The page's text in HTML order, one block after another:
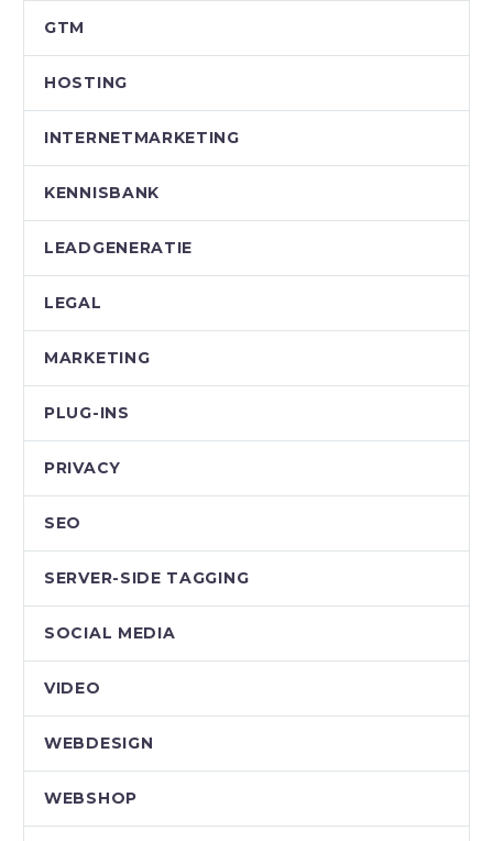
GTM
HOSTING
INTERNETMARKETING
KENNISBANK
LEADGENERATIE
LEGAL
MARKETING
PLUG-INS
PRIVACY
SEO
SERVER-SIDE TAGGING
SOCIAL MEDIA
VIDEO
WEBDESIGN
WEBSHOP